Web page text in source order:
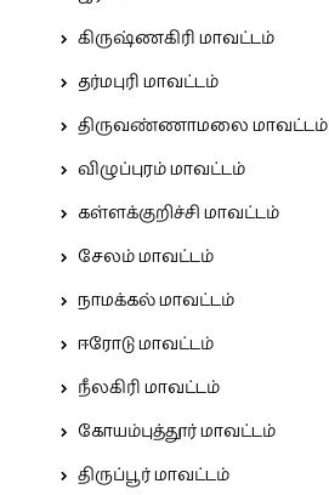
கிருஷ்ணகிரி மாவட்டம்
தர்மபுரி மாவட்டம்
திருவண்ணாமலை மாவட்டம்
விழுப்புரம் மாவட்டம்
கள்ளக்குறிச்சி மாவட்டம்
சேலம் மாவட்டம்
நாமக்கல் மாவட்டம்
ஈரோடு மாவட்டம்
நீலகிரி மாவட்டம்
கோயம்புத்தூர் மாவட்டம்
திருப்பூர் மாவட்டம்